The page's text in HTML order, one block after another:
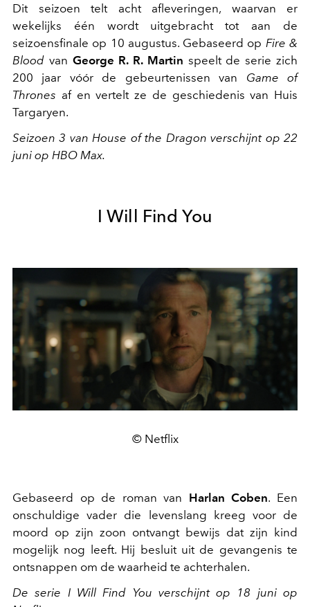
Dit seizoen telt acht afleveringen, waarvan er
wekelijks één wordt uitgebracht tot aan de
seizoensfinale op 10 augustus. Gebaseerd op Fire &
Blood van George R. R. Martin speelt de serie zich
200 jaar vóór de gebeurtenissen van Game of
Thrones af en vertelt ze de geschiedenis van Huis
Targaryen.
Seizoen 3 van House of the Dragon verschijnt op 22
juni op HBO Max.
I Will Find You
© Netflix
Gebaseerd op de roman van Harlan Coben. Een
onschuldige vader die levenslang kreeg voor de
moord op zijn zoon ontvangt bewijs dat zijn kind
mogelijk nog leeft. Hij besluit uit de gevangenis te
ontsnappen om de waarheid te achterhalen.
De serie I Will Find You verschijnt op 18 juni op